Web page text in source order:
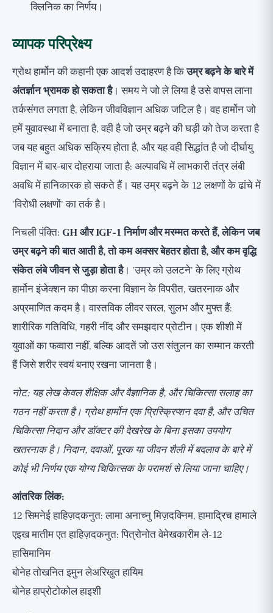
क्लिनिक का निर्णय।
व्यापक परिप्रेक्ष्य
ग्रोथ हार्मोन की कहानी एक आदर्श उदाहरण है किउम्र बढ़ने के बारे में
अंतर्ज्ञान भ्रामक हो सकता है। समय ने जो ले लिया है उसे वापस लाना
तर्कसंगत लगता है, लेकिन जीवविज्ञान अधिक जटिल है। वह हार्मोन जो
हमें युवावस्था में बनाता है, वही है जो उम्र बढ़ने की घड़ी को तेज करता है
जब यह बहुत अधिक सक्रिय होता है, और यह वही सिद्धांत है जो दीर्घायु
विज्ञान में बार-बार दोहराया जाता है: अल्पावधि में लाभकारी तंत्र लंबी
अवधि में हानिकारक हो सकते हैं। यह उम्र बढ़ने के 12 लक्षणों के ढांचे में
'विरोधी लक्षणों' का तर्क है।
निचली पंक्ति: GH और IGF-1 निर्माण और मरम्मत करते हैं, लेकिन जब
उम्र बढ़ने की बात आती है, तो कम अक्सर बेहतर होता है, और कम वृद्धि
संकेत लंबे जीवन से जुड़ा होता है। 'उम्र को उलटने' के लिए ग्रोथ
हार्मोन इंजेक्शन का पीछा करना विज्ञान के विपरीत, खतरनाक और
अप्रमाणित कदम है। वास्तविक लीवर सरल, सुलभ और मुफ्त हैं:
शारीरिक गतिविधि, गहरी नींद और समझदार प्रोटीन। एक शीशी में
युवाओं का फव्वारा नहीं, बल्कि आदतें जो उस संतुलन का सम्मान करती
हैं जिसे शरीर स्वयं बनाए रखना जानता है।
नोट: यह लेख केवल शैक्षिक और वैज्ञानिक है, और चिकित्सा सलाह का
गठन नहीं करता है। ग्रोथ हार्मोन एक प्रिस्क्रिप्शन दवा है, और उचित
चिकित्सा निदान और डॉक्टर की देखरेख के बिना इसका उपयोग
खतरनाक है। निदान, दवाओं, पूरक या जीवन शैली में बदलाव के बारे में
कोई भी निर्णय एक योग्य चिकित्सक के परामर्श से लिया जाना चाहिए।
आंतरिक लिंक:
12 सिमनेई हाहिज़दकनुत: लामा अनाच्नु मिज़दक्निम, हामाद्रिच हामाले
एइख मातीम एत हाहिज़दकनुत: पित्रोनोत वेमेखकारीम ले-12
हासिमानिम
बोनेह तोखनित इमुन लेअरिखुत हायिम
बोनेह हाप्रोटोकोल हाइशी